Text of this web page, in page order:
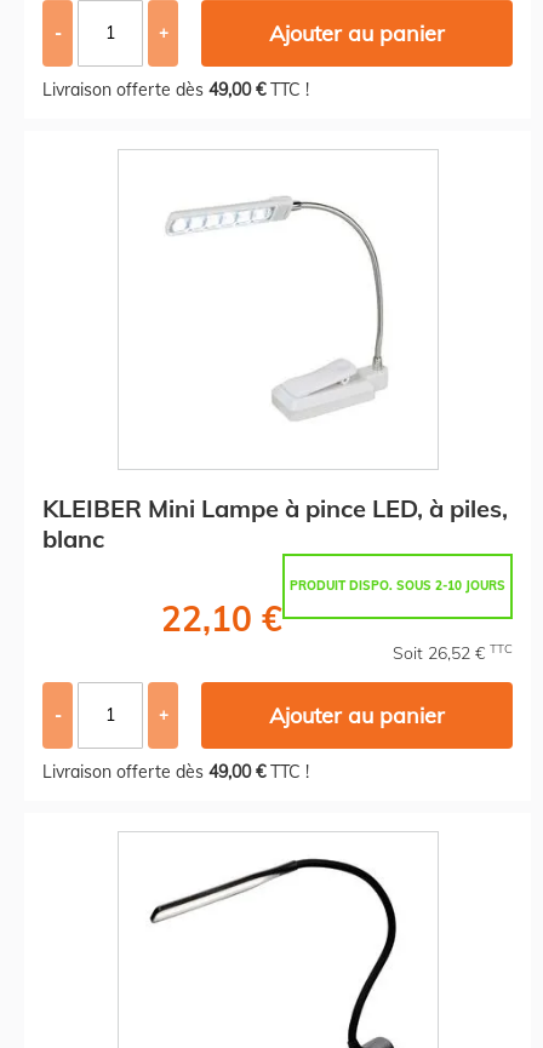
- + Ajouter au panier
Livraison offerte dès 49,00 €TTC !
KLEIBER Mini Lampe à pince LED, à piles,
blanc
PRODUIT DISPO. SOUS 2-10 JOURS
22,10 €
Soit 26,52 € TTC
- + Ajouter au panier
Livraison offerte dès 49,00 €TTC !